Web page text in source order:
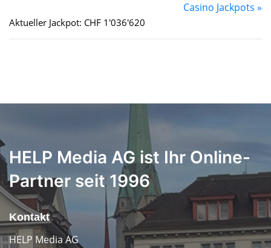
Casino Jackpots »
Aktueller Jackpot: CHF 1'036'620
HELP Media AG ist Ihr Online-
Partner seit 1996
Kontakt
HELP Media AG